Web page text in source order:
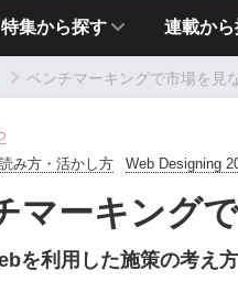
特集から探す 連載か
ベンチマーキングで市場を見
み方・活かし方 Web Designing
マーキング
を利用した施策の考え方